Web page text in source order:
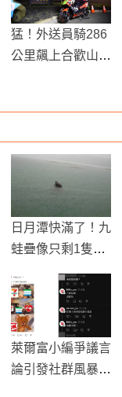
猛！外送員騎286
公里飆上合歡山送
日月潭快滿了！九
蛙疊像只剩1隻半
萊爾富小編爭議言
論引發社群風暴：